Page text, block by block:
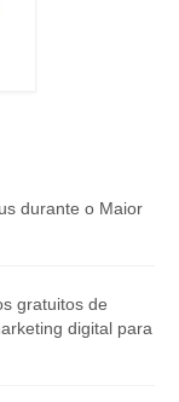
durante o Maior
gratuitos de
digital para